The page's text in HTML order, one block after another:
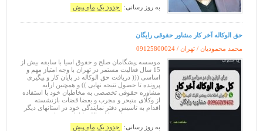
تجربه بهترین وکیل دیوان عدالت اداری بهترین
به روز رسانی: حدود یک ماه پیش
حق الوکاله آخر کار مشاور حقوقی رایگان
محمد محمودیان / تهران / 09125800024
موسسه پیشگامان صلح و حقوق اسیا با سابقه بیش از
15 سال فعالیت مستمر در تهران با وجه امتیاز مهم و
اساسی ((( دریافت حق الوکاله در پایان کار و پیگیری
پرونده تا حصول نتیجه نهایی )) و همچنین ارایه
مشاوره حقوقی تخصصی به مخاطبان خود با استفاده
از وکلای متبحر و مجرب و بعضا قضات بازنشسته
اقدام به تاسیس دفتر نمایندگی خود در استانهای دیگر
نیز نموده و بر انیم تا انشالله با ارایه خدمات حقوقی
تخصصی رضایت خاطر م
به روز رسانی: حدود یک ماه پیش